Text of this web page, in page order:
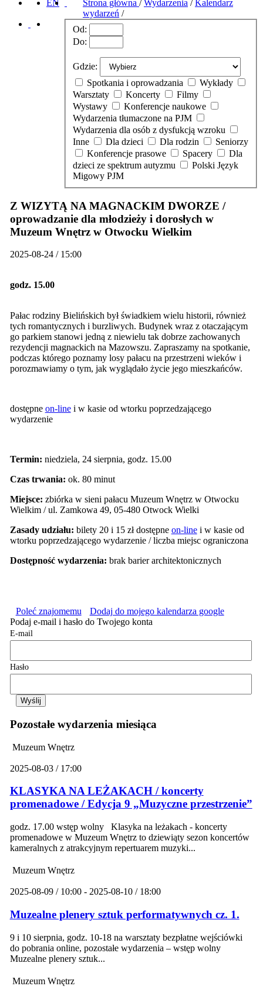
EN Strona główna / Wydarzenia / Kalendarz
wydarzeń /
Od:
Do:
Gdzie:
Spotkania i oprowadzania
Wykłady
Warsztaty
Koncerty
Filmy
Wystawy
Konferencje naukowe
Wydarzenia tłumaczone na PJM
Wydarzenia dla osób z dysfukcją wzroku
Inne
Dla dzieci Dla rodzin
Seniorzy
Konferencje prasowe
Spacery
dzieci ze spektrum autyzmu
Migowy PJM
Z WIZYTĄ NA MAGNACKIM DWORZE /
oprowadzanie dla młodzieży i dorosłych w
Muzeum Wnętrz w Otwocku Wielkim
2025-08-24 / 15:00
godz. 15.00
Pałac rodziny Bielińskich był świadkiem wielu historii, również
tych romantycznych i burzliwych. Budynek wraz z otaczającym
go parkiem stanowi jedną z niewielu tak dobrze zachowanych
rezydencji magnackich na Mazowszu. Zapraszamy na spotkanie,
podczas którego poznamy losy pałacu na przestrzeni wieków i
porozmawiamy o tym, jak wyglądało życie jego mieszkańców.
dostępne on-linei w kasie od wtorku poprzedzającego
wydarzenie
Termin: niedziela, 24 sierpnia, godz. 15.00
Czas trwania: ok. 80 minut
Miejsce: zbiórka w sieni pałacu Muzeum Wnętrz w Otwocku
Wielkim / ul. Zamkowa 49, 05-480 Otwock Wielki
Zasady udziału: bilety 20 i 15 zł dostępne on-linei w kasie od
wtorku poprzedzającego wydarzenie / liczba miejsc ograniczona
Dostępność wydarzenia: brak barier architektonicznych
Poleć znajomemu
Dodaj do mojego kalendarza google
Podaj e-mail i hasło do Twojego konta
E-mail
Hasło
Pozostałe wydarzenia miesiąca
Muzeum Wnętrz
2025-08-03 / 17:00
KLASYKA NA LEŻAKACH / koncerty
promenadowe / Edycja 9 „Muzyczne przestrzenie”
godz. 17.00 wstęp wolny Klasyka na leżakach - koncerty
promenadowe w Muzeum Wnętrz to dziewiąty sezon koncertów
kameralnych z atrakcyjnym repertuarem muzyki...
Muzeum Wnętrz
2025-08-09 / 10:00 - 2025-08-10 / 18:00
Muzealne plenery sztuk performatywnych cz. 1.
9 i 10 sierpnia, godz. 10-18 na warsztaty bezpłatne wejściówki
do pobrania online, pozostałe wydarzenia – wstęp wolny
Muzealne plenery sztuk...
Muzeum Wnętrz